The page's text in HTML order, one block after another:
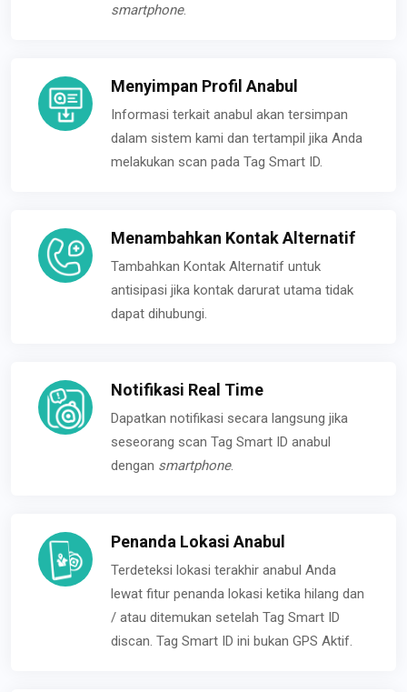
smartphone.
Menyimpan Profil Anabul
Informasi terkait anabul akan tersimpan
dalam sistem kami dan tertampil jika Anda
melakukan scan pada Tag Smart ID.
Menambahkan Kontak Alternatif
Tambahkan Kontak Alternatif untuk
antisipasi jika kontak darurat utama tidak
dapat dihubungi.
Notifikasi Real Time
Dapatkan notifikasi secara langsung jika
seseorang scan Tag Smart ID anabul
dengan smartphone.
Penanda Lokasi Anabul
Terdeteksi lokasi terakhir anabul Anda
lewat fitur penanda lokasi ketika hilang dan
/ atau ditemukan setelah Tag Smart ID
discan. Tag Smart ID ini bukan GPS Aktif.